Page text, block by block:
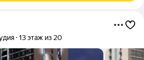
13 этаж из 20